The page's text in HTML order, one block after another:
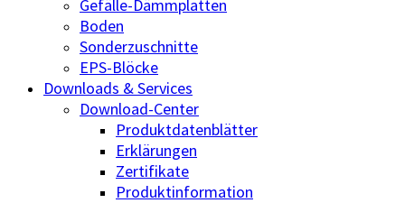
Gefälle-Dämmplatten
Boden
Sonderzuschnitte
EPS-Blöcke
Downloads & Services
Download-Center
Produktdatenblätter
Erklärungen
Zertifikate
Produktinformation